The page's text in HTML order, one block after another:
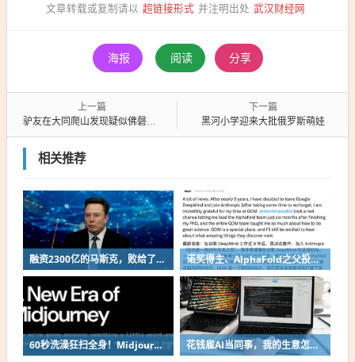
文章转载或复制请以 超链接形式 并注明出处 武汉财经网
海报 阅读 分享
上一篇
驴友在大同爬山发现疑似佛磬老物件
下一篇
黑河小学迎来大批俄罗斯萌娃
相关推荐
融资2300亿的马斯克，败给了这个中国小城 诺奖得主、AlphaFold之父投奔Anthropic！谷歌48小时连跑俩大将
60秒洗澡狂扫全身！Midjourney算力怪兽干翻传统CT？ 花钱雇AI当同事，我的生意怎么样了？